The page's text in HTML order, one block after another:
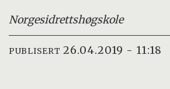
Norgesidrettshøgskole
PUBLISERT 26.04.2019 - 11:18